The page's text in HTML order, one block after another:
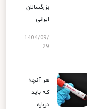
بزرگسالان
ایرانی
1404/09/
29
هر آنچه
که باید
درباره